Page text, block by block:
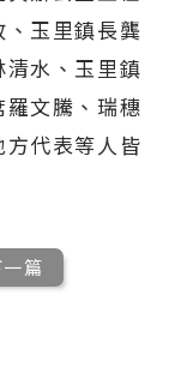
玉里鎮長龔
水、玉里鎮
文騰、瑞穗
代表等人皆
一篇